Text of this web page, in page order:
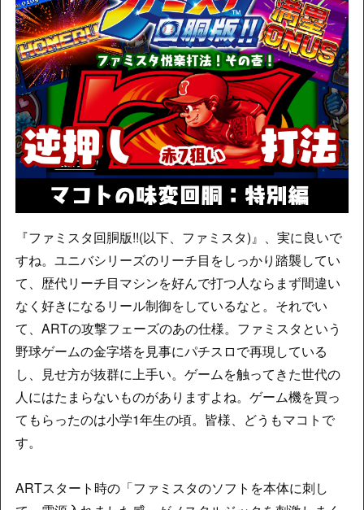
『ファミスタ回胴版!!(以下、ファミスタ)』、実に良いで
すね。ユニバシリーズのリーチ目をしっかり踏襲してい
て、歴代リーチ目マシンを好んで打つ人ならまず間違い
なく好きになるリール制御をしているなと。それでい
て、ARTの攻撃フェーズのあの仕様。ファミスタという
野球ゲームの金字塔を見事にパチスロで再現している
し、見せ方が抜群に上手い。ゲームを触ってきた世代の
人にはたまらないものがありますよね。ゲーム機を買っ
てもらったのは小学1年生の頃。皆様、どうもマコトで
す。
ARTスタート時の「ファミスタのソフトを本体に刺し